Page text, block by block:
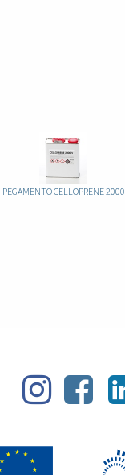
PEGAMENTO CELLOPRENE 2000